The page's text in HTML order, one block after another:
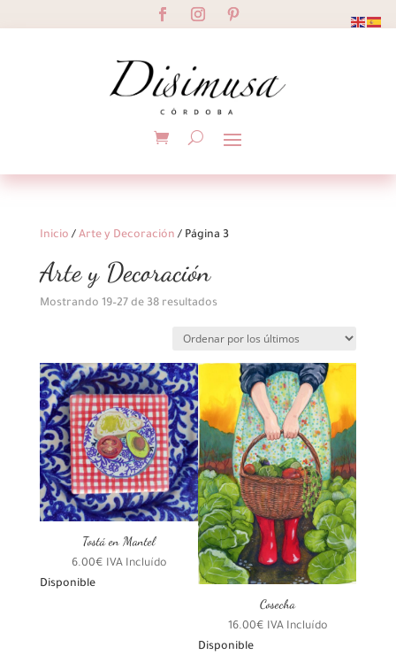
Inicio / Arte y Decoración / Página 3
Arte y Decoración
Mostrando 19–27 de 38 resultadosOrdenado
los
últimos
Tostá en Mantel
6.00€ IVA Incluído
Disponible
Cosecha
16.00€ IVA Incluído
Disponible